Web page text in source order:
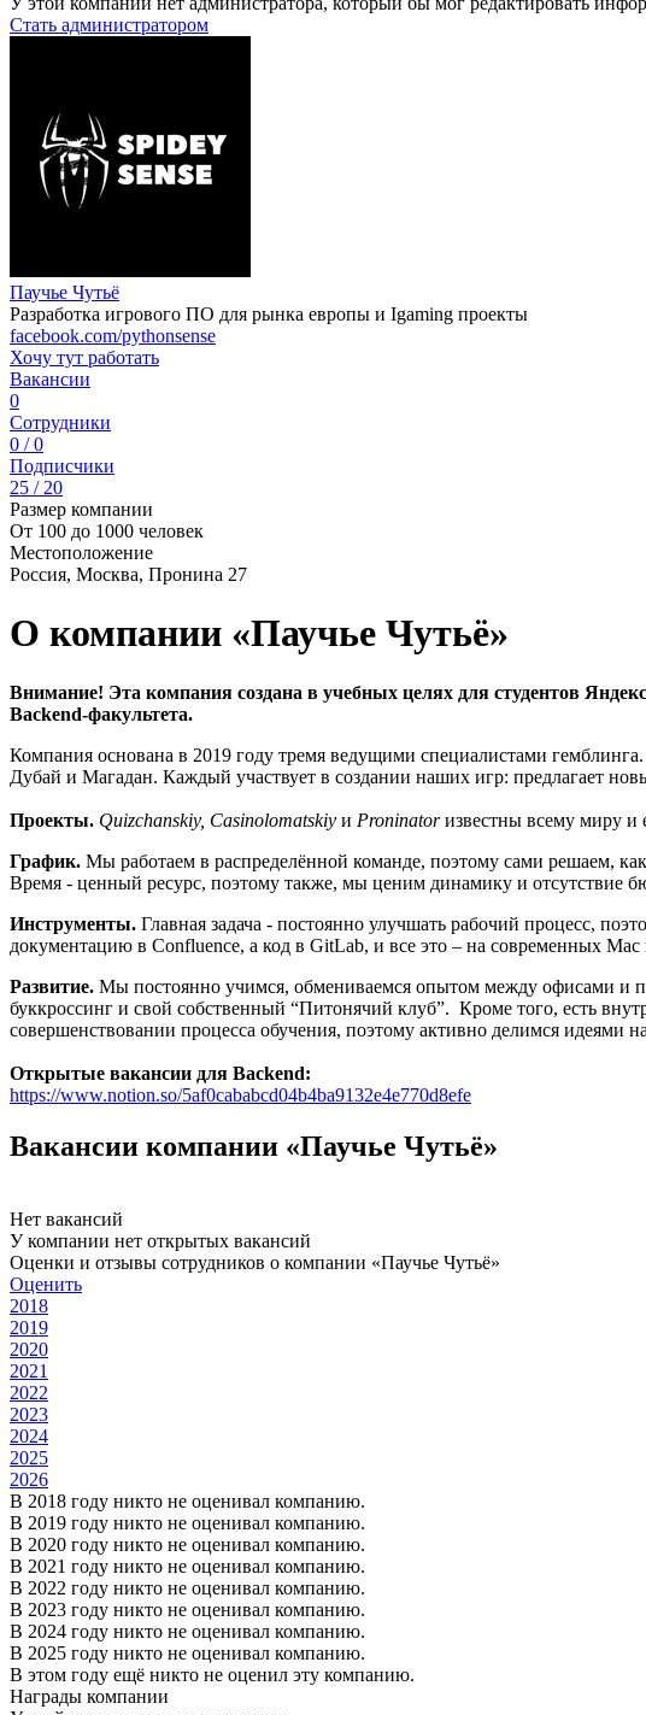
Стать администратором
Паучье Чутьё
Разработка игрового ПО для рынка европы и Igaming проекты
facebook.com/pythonsense
Хочу тут работать
Вакансии
0
Сотрудники
0 / 0
Подписчики
25 / 20
Размер компании
От 100 до 1000 человек
Местоположение
Россия, Москва, Пронина 27
О компании «Паучье Чутьё»
Внимание! Эта компания создана в учебных целях для студентов
Backend-факультета.
Компания основана в 2019 году тремя ведущими специалистами
Дубай и Магадан. Каждый участвует в создании наших игр: предлагает
Проекты. Quizchanskiy, Casinolomatskiy и Proninatorизвестны всему миру и
График. Мы работаем в распределённой команде, поэтому сами решаем,
Время - ценный ресурс, поэтому также, мы ценим динамику и отсутствие
Инструменты. Главная задача - постоянно улучшать рабочий процесс,
документацию в Confluence, а код в GitLab, и все это – на современных Mac
Развитие. Мы постоянно учимся, обмениваемся опытом между офисами и
буккроссинг и свой собственный “Питонячий клуб”. Кроме того, есть
совершенствовании процесса обучения, поэтому активно делимся идеями
Открытые вакансии для Backend:
https://www.notion.so/5af0cababcd04b4ba9132e4e770d8efe
Вакансии компании «Паучье Чутьё»
Нет вакансий
У компании нет открытых вакансий
Оценки и отзывы сотрудников о компании «Паучье Чутьё»
Оценить
2018
2019
2020
2021
2022
2023
2024
2025
2026
В 2018 году никто не оценивал компанию.
В 2019 году никто не оценивал компанию.
В 2020 году никто не оценивал компанию.
В 2021 году никто не оценивал компанию.
В 2022 году никто не оценивал компанию.
В 2023 году никто не оценивал компанию.
В 2024 году никто не оценивал компанию.
В 2025 году никто не оценивал компанию.
В этом году ещё никто не оценил эту компанию.
Награды компании